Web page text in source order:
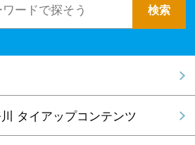
タイアップコンテンツ